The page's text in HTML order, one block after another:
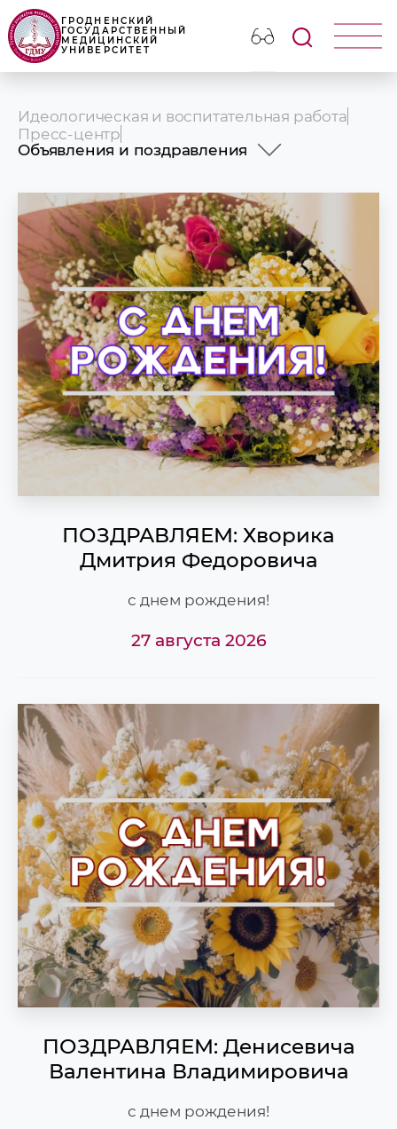
ГРОДНЕНСКИЙ
ГОСУДАРСТВЕННЫЙ
МЕДИЦИНСКИЙ
УНИВЕРСИТЕТ
Идеологическая и воспитательная работа
Пресс-центр
Объявления и поздравления
Анонсы
Фотогалерея
Наши издания
Университет в СМИ
Презентационные ролики ГрГМУ
Наши партнеры
Объявления и поздравления
Медицинский календарь
УНИВЕРСИТЕТУ - 65!
ПОЗДРАВЛЯЕМ: Хворика
Дмитрия Федоровича
с днем рождения!
27 августа 2026
ПОЗДРАВЛЯЕМ: Денисевича
Валентина Владимировича
с днем рождения!